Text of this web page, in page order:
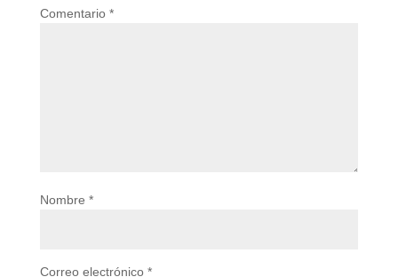
Comentario *
Nombre *
Correo electrónico *